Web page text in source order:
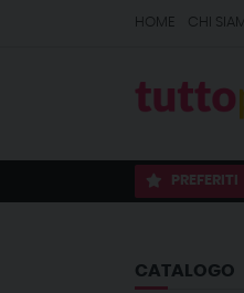
HOME CHI
PREFERITI
CATALOGO